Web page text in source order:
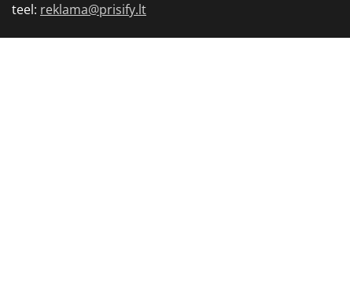
teel: reklama@prisify.lt